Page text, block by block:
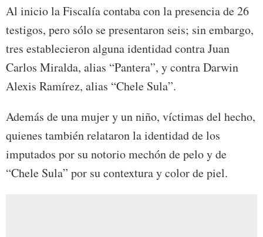
Al inicio la Fiscalía contaba con la presencia de 26
testigos, pero sólo se presentaron seis; sin embargo,
tres establecieron alguna identidad contra Juan
Carlos Miralda, alias “Pantera”, y contra Darwin
Alexis Ramírez, alias “Chele Sula”.
Además de una mujer y un niño, víctimas del hecho,
quienes también relataron la identidad de los
imputados por su notorio mechón de pelo y de
“Chele Sula” por su contextura y color de piel.